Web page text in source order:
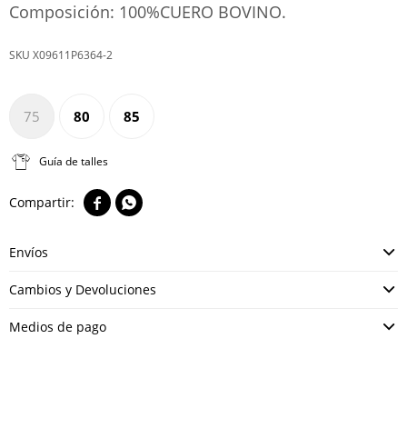
Composición: 100%CUERO BOVINO.
X09611P6364-2
75 80 85
Guía de talles
 
Envíos
Cambios y Devoluciones
Medios de pago